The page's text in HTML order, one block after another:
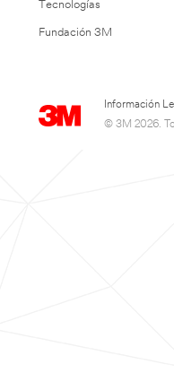
Tecnologías
Fundación 3M
Información
© 3M 2026.